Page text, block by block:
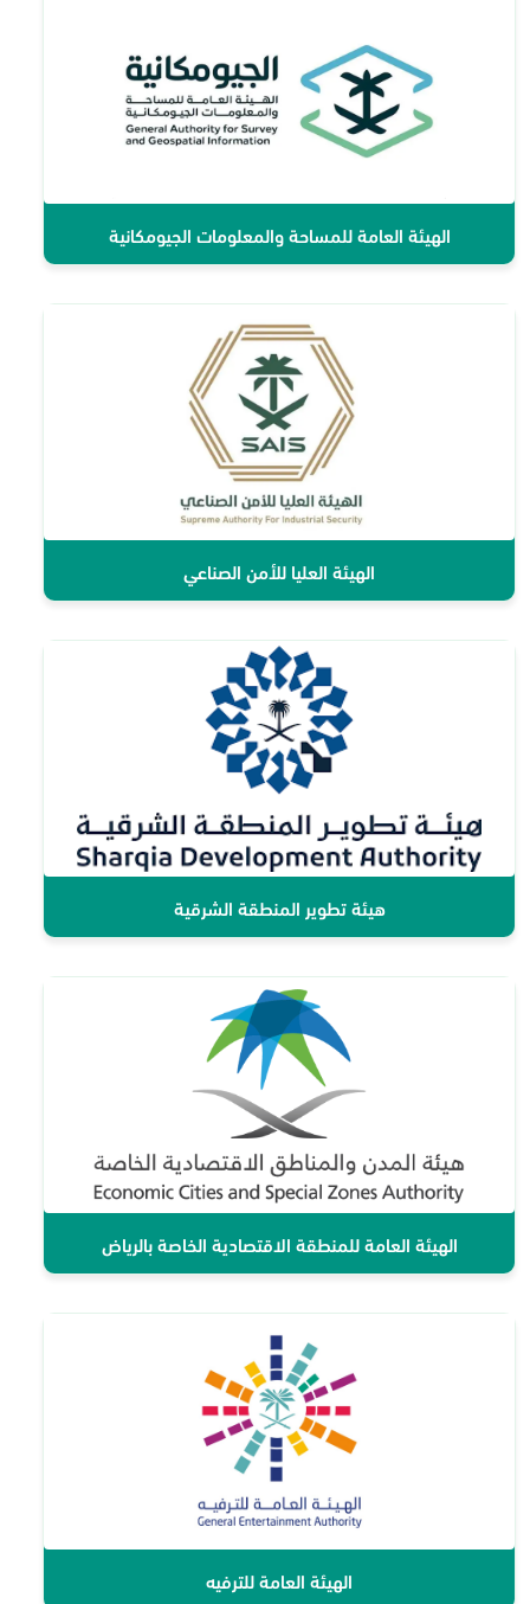
الهيئة العامة للمساحة والمعلومات الجيومكانية
الهيئة العليا للأمن الصناعي
هيئة تطوير المنطقة الشرقية
الهيئة العامة للمنطقة الاقتصادية الخاصة بالرياض
الهيئة العامة للترفيه